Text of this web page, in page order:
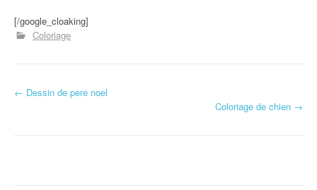
[/google_cloaking]
Coloriage
Navigation d'article
← Dessin de pere noel
Coloriage de chien →